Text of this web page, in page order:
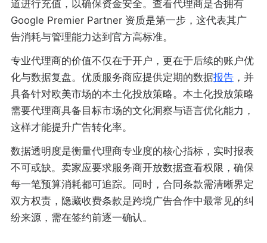
道进行充值，以确保资金安全。查看代理商是否拥有
Google Premier Partner 资质是第一步，这代表其广
告消耗与管理能力达到官方高标准。
专业代理商的价值不仅在于开户，更在于后续的账户优
化与数据复盘。优质服务商应提供定期的数据报告，并
具备针对欧美市场的本土化投放策略。本土化投放策略
需要代理商具备目标市场的文化洞察与语言优化能力，
这样才能提升广告转化率。
数据透明度是衡量代理商专业度的核心指标，实时报表
不可或缺。卖家应要求服务商开放数据查看权限，确保
每一笔预算消耗都可追踪。同时，合同条款需清晰界定
双方权责，隐藏收费条款是跨境广告合作中最常见的纠
纷来源，需在签约前逐一确认。